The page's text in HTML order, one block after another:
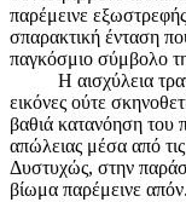
παρέμεινε
σπαρακτική ένταση
παγκόσμιο σύμβολο
Η αισχύλεια
εικόνες ούτε
βαθιά κατανόηση του
απώλειας μέσα από
Δυστυχώς, στην
βίωμα παρέμεινε απόν.